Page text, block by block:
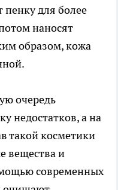
для более
наносят
образом, кожа
очередь
недостатков, а на
такой косметики
вещества и
современных